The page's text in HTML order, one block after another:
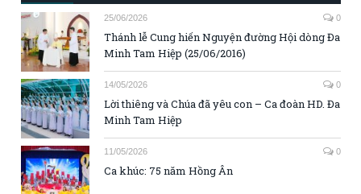
25/06/2026 0
Thánh lễ Cung hiến Nguyện đường Hội dòng Đa
Minh Tam Hiệp (25/06/2016)
14/05/2026 0
Lời thiêng và Chúa đã yêu con – Ca đoàn HD. Đa
Minh Tam Hiệp
11/05/2026 0
Ca khúc: 75 năm Hồng Ân